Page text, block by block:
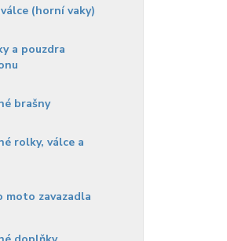
(horní vaky)
a pouzdra
brašny
rolky, válce a
moto zavazadla